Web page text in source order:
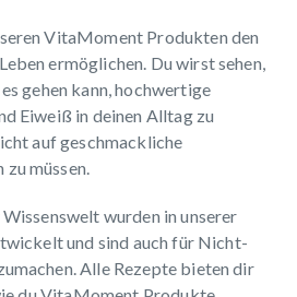
VitaMoment Produkten den
ermöglichen. Du wirst sehen,
gehen kann, hochwertige
Eiweiß in deinen Alltag zu
auf geschmackliche
müssen.
Wissenswelt wurden in unserer
und sind auch für Nicht-
Alle Rezepte bieten dir